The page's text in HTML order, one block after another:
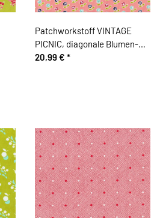
Patchworkstoff VINTAGE
PICNIC, diagonale Blumen-
Streifen, helles lachsrot-
20,99 € *